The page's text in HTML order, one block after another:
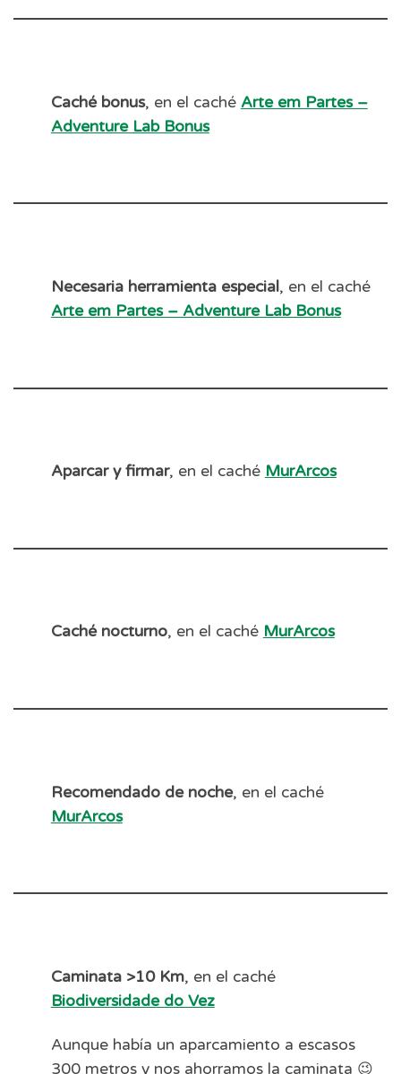
Caché bonus, en el caché Arte em Partes –
Adventure Lab Bonus
Necesaria herramienta especial, en el caché
Arte em Partes – Adventure Lab Bonus
Aparcar y firmar, en el caché MurArcos
Caché nocturno, en el caché MurArcos
Recomendado de noche, en el caché
MurArcos
Caminata >10 Km, en el caché
Biodiversidade do Vez
Aunque había un aparcamiento a escasos
300 metros y nos ahorramos la caminata 😉